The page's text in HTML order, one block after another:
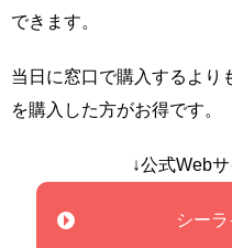
できます。
当日に窓口で購入するより
を購入した方がお得です。
↓公式Web
シー